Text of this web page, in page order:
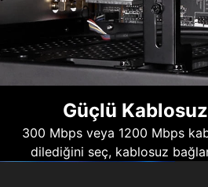
Güçlü
300 Mbps veya 1200 Mbps
dilediğini seç, kablosuz